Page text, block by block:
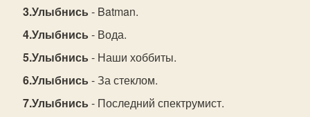
Улыбнись - Batman.
Улыбнись - Вода.
Улыбнись - Наши хоббиты.
Улыбнись - За стеклом.
Улыбнись - Последний спектрумист.